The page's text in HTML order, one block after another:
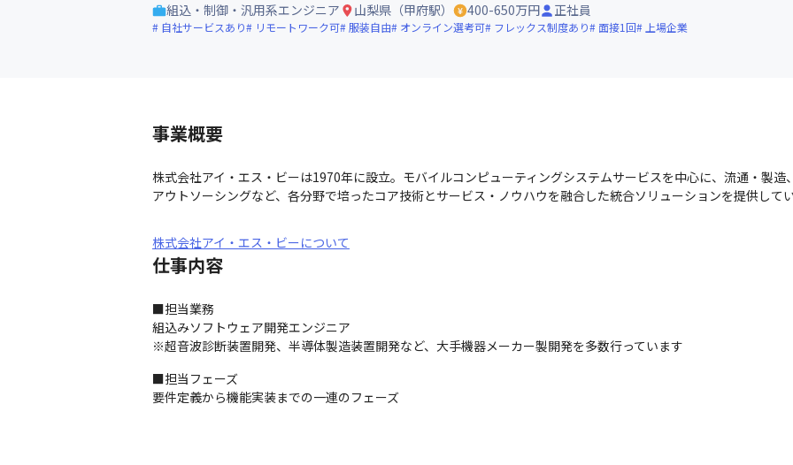
組込・制御・汎用系エンジニア 山梨県（甲府駅） 400-650万円 正社員
自社サービスあり リモートワーク可 服装自由 オンライン選考可 フレックス制度あり 面接1回 上場企業
事業概要
株式会社アイ・エス・ビーは1970年に設立。モバイルコンピューティングシステムサービスを中心に、流通・製造
アウトソーシングなど、各分野で培ったコア技術とサービス・ノウハウを融合した統合ソリューションを提供してい
株式会社アイ・エス・ビーについて
仕事内容
■担当業務
組込みソフトウェア開発エンジニア
※超音波診断装置開発、半導体製造装置開発など、大手機器メーカー製開発を多数行っています
■担当フェーズ
要件定義から機能実装までの一連のフェーズ